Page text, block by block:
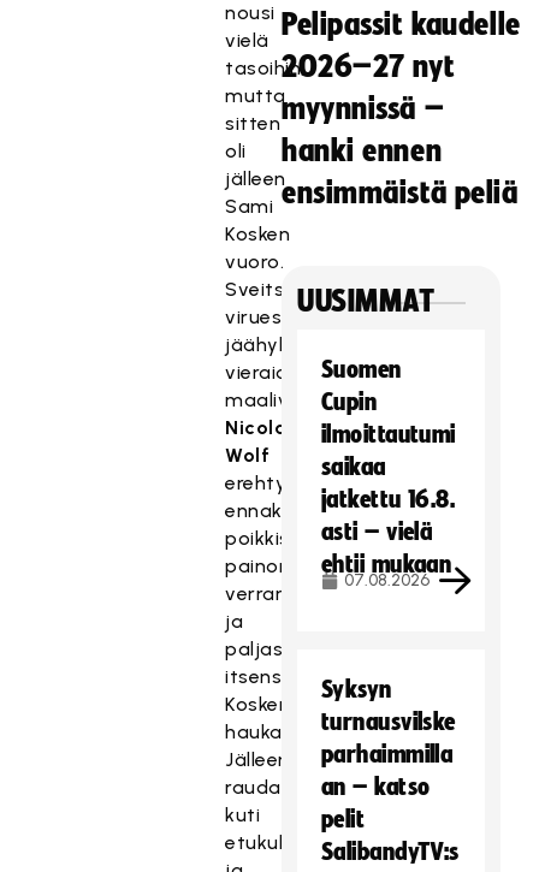
nousi
vielä
tasoihin,
mutta
sitten
oli
jälleen
Sami
Kosken
vuoro.
Sveitsiläispelaajan
viruessa
jäähyllä
vieraiden
maalivahti
Nicolas
Wolf
erehtyi
ennakoimaan
poikkisyöttöä
painonsiirron
verran
ja
paljasti
itsensä
Kosken
haukansilmälle:
Jälleen
raudanluja
kuti
etukulmaan
Pelipassit kaudelle
2026–27 nyt
myynnissä –
hanki ennen
ensimmäistä peliä
UUSIMMAT
Suomen
Cupin
ilmoittautumi
saikaa
jatkettu 16.8.
asti – vielä
ehtii mukaan
07.08.2026
Syksyn
turnausvilske
parhaimmilla
an – katso
pelit
SalibandyTV:s